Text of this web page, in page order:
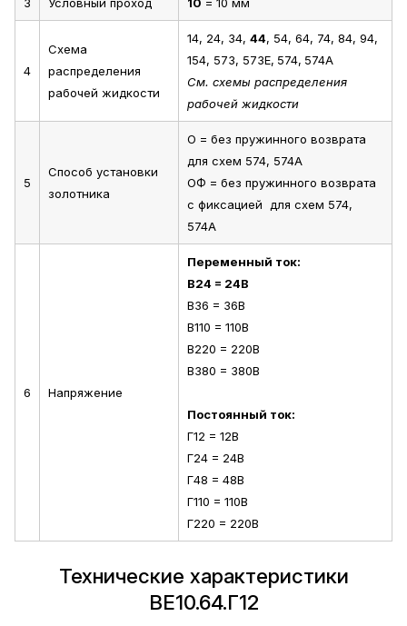
3 Условный проход 10 = 10 мм
4
Схема
распределения
рабочей жидкости
14, 24, 34, 44, 54, 64, 74, 84, 94,
154, 573, 573Е, 574, 574А
См. схемы распределения
рабочей жидкости
5
Способ установки
золотника
О = без пружинного возврата
для схем 574, 574А
ОФ = без пружинного возврата
с фиксацией для схем 574,
574А
6 Напряжение
Переменный ток:
В24 = 24В
В36 = 36В
В110 = 110В
В220 = 220В
В380 = 380В
Постоянный ток:
Г12 = 12В
Г24 = 24В
Г48 = 48В
Г110 = 110В
Г220 = 220В
Технические характеристики
ВЕ10.64.Г12